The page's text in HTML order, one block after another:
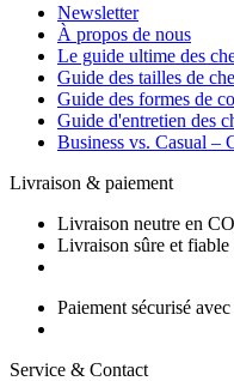
Newsletter
À propos de nous
Le guide ultime des
Guide des tailles de
Guide des formes de
Guide d'entretien des
Business vs. Casual –
Livraison & paiement
Livraison neutre en
Livraison sûre et
Paiement sécurisé avec
Service & Contact